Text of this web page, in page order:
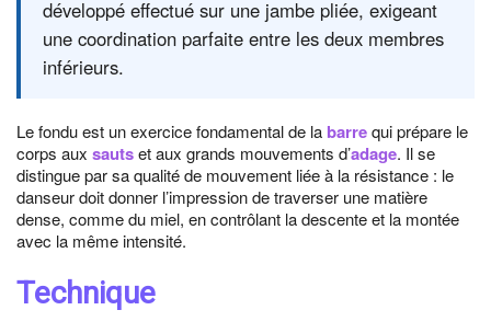
développé effectué sur une jambe pliée, exigeant
une coordination parfaite entre les deux membres
inférieurs.
Le fondu est un exercice fondamental de la barrequi prépare le
corps aux sautset aux grands mouvements d’adage. Il se
distingue par sa qualité de mouvement liée à la résistance : le
danseur doit donner l’impression de traverser une matière
dense, comme du miel, en contrôlant la descente et la montée
avec la même intensité.
Technique